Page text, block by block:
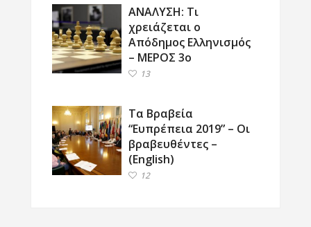
ΑΝΑΛΥΣΗ: Τι
χρειάζεται ο
Απόδημος Ελληνισμός
– ΜΕΡΟΣ 3ο
13
Τα Βραβεία
“Ευπρέπεια 2019” – Οι
βραβευθέντες –
(English)
12